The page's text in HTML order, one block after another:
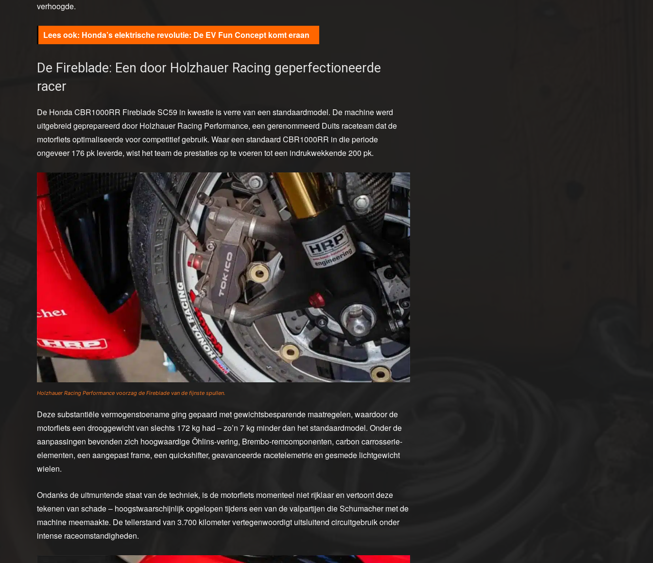
verhoogde.
Honda’s elektrische revolutie: De EV Fun Concept komt eraan
De Fireblade: Een door Holzhauer Racing geperfectioneerde
racer
De Honda CBR1000RR Fireblade SC59 in kwestie is verre van een standaardmodel. De machine werd
uitgebreid geprepareerd door Holzhauer Racing Performance, een gerenommeerd Duits raceteam dat de
motorfiets optimaliseerde voor competitief gebruik. Waar een standaard CBR1000RR in die periode
ongeveer 176 pk leverde, wist het team de prestaties op te voeren tot een indrukwekkende 200 pk.
Holzhauer Racing Performance voorzag de Fireblade van de fijnste spullen.
Deze substantiële vermogenstoename ging gepaard met gewichtsbesparende maatregelen, waardoor de
motorfiets een drooggewicht van slechts 172 kg had – zo’n 7 kg minder dan het standaardmodel. Onder de
aanpassingen bevonden zich hoogwaardige Öhlins-vering, Brembo-remcomponenten, carbon carrosserie-
elementen, een aangepast frame, een quickshifter, geavanceerde racetelemetrie en gesmede lichtgewicht
wielen.
Ondanks de uitmuntende staat van de techniek, is de motorfiets momenteel niet rijklaar en vertoont deze
tekenen van schade – hoogstwaarschijnlijk opgelopen tijdens een van de valpartijen die Schumacher met de
machine meemaakte. De tellerstand van 3.700 kilometer vertegenwoordigt uitsluitend circuitgebruik onder
intense raceomstandigheden.